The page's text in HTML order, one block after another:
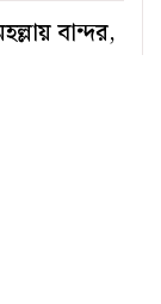
বান্দর,